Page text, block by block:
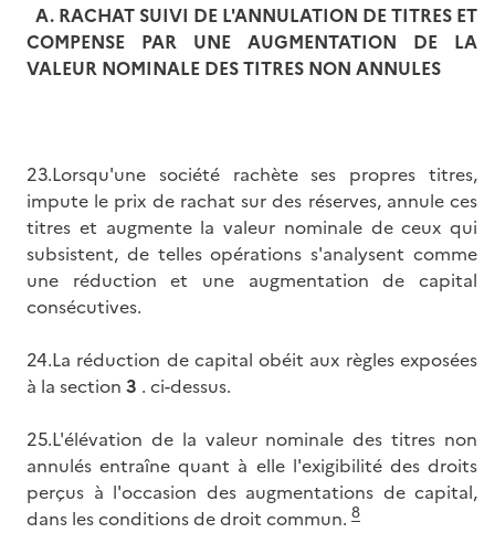
A. RACHAT SUIVI DE L'ANNULATION DE TITRES ET
COMPENSE PAR UNE AUGMENTATION DE LA
VALEUR NOMINALE DES TITRES NON ANNULES
23.Lorsqu'une société rachète ses propres titres,
impute le prix de rachat sur des réserves, annule ces
titres et augmente la valeur nominale de ceux qui
subsistent, de telles opérations s'analysent comme
une réduction et une augmentation de capital
consécutives.
24.La réduction de capital obéit aux règles exposées
à la section 3 . ci-dessus.
25.L'élévation de la valeur nominale des titres non
annulés entraîne quant à elle l'exigibilité des droits
perçus à l'occasion des augmentations de capital,
dans les conditions de droit commun. 8